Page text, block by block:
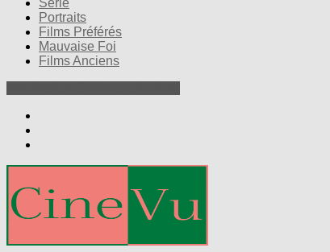
Série
Portraits
Films Préférés
Mauvaise Foi
Films Anciens